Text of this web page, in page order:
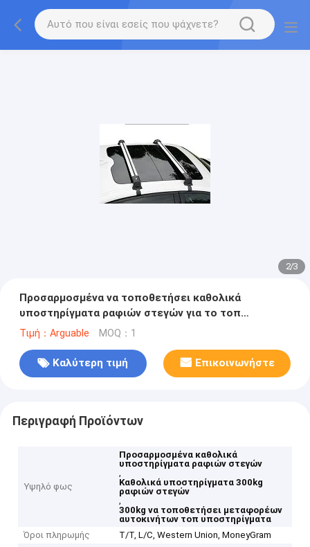
2/3
Προσαρμοσμένα να τοποθετήσει καθολικά
υποστηρίγματα ραφιών στεγών για το τοπ
μεταφορέα 300kg αυτοκινήτων
Τιμή：Arguable MOQ：1
Καλύτερη τιμή Επικοινωνήστε
Περιγραφή Προϊόντων
Υψηλό φως
Προσαρμοσμένα καθολικά
υποστηρίγματα ραφιών στεγών
,
Καθολικά υποστηρίγματα 300kg
ραφιών στεγών
,
300kg να τοποθετήσει μεταφορέων
αυτοκινήτων τοπ υποστηρίγματα
Όροι πληρωμής
T/T, L/C, Western Union, MoneyGram